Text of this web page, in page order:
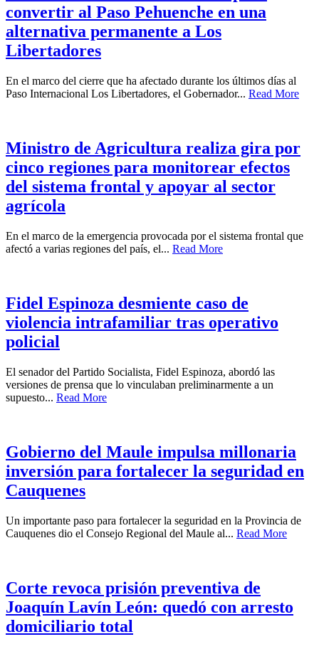
convertir al Paso Pehuenche en una
alternativa permanente a Los
Libertadores
En el marco del cierre que ha afectado durante los últimos días al
Paso Internacional Los Libertadores, el Gobernador... Read More
Ministro de Agricultura realiza gira por
cinco regiones para monitorear efectos
del sistema frontal y apoyar al sector
agrícola
En el marco de la emergencia provocada por el sistema frontal que
afectó a varias regiones del país, el... Read More
Fidel Espinoza desmiente caso de
violencia intrafamiliar tras operativo
policial
El senador del Partido Socialista, Fidel Espinoza, abordó las
versiones de prensa que lo vinculaban preliminarmente a un
supuesto... Read More
Gobierno del Maule impulsa millonaria
inversión para fortalecer la seguridad en
Cauquenes
Un importante paso para fortalecer la seguridad en la Provincia de
Cauquenes dio el Consejo Regional del Maule al... Read More
Corte revoca prisión preventiva de
Joaquín Lavín León: quedó con arresto
domiciliario total